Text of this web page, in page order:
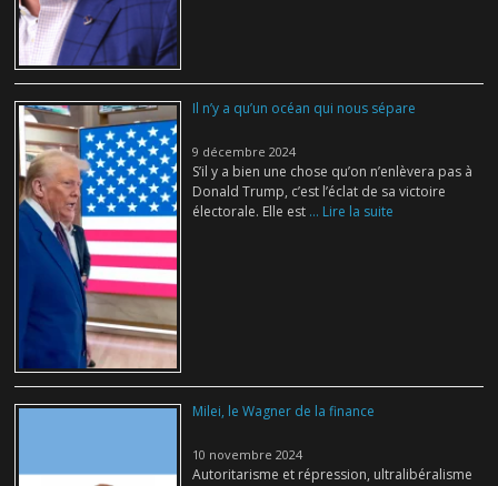
Il n’y a qu’un océan qui nous sépare
9 décembre 2024
S’il y a bien une chose qu’on n’enlèvera pas à
Donald Trump, c’est l’éclat de sa victoire
électorale. Elle est ... Lire la suite
Milei, le Wagner de la finance
10 novembre 2024
Autoritarisme et répression, ultralibéralisme